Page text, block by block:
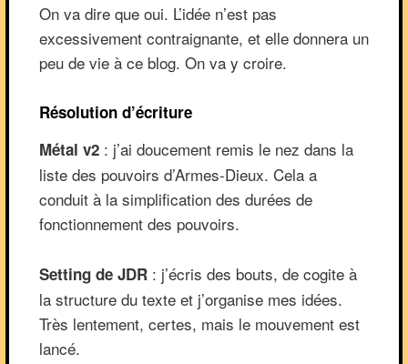
On va dire que oui. L’idée n’est pas
excessivement contraignante, et elle donnera un
peu de vie à ce blog. On va y croire.
Résolution d’écriture
Métal v2: j’ai doucement remis le nez dans la
liste des pouvoirs d’Armes-Dieux. Cela a
conduit à la simplification des durées de
fonctionnement des pouvoirs.
Setting de JDR: j’écris des bouts, de cogite à
la structure du texte et j’organise mes idées.
Très lentement, certes, mais le mouvement est
lancé.